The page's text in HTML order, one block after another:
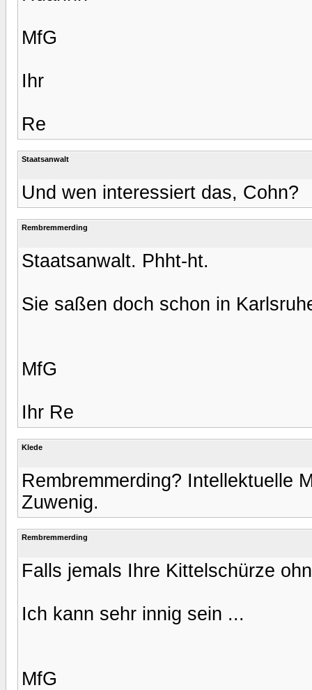
MfG
Ihr
Re
Staatsanwalt
Und wen interessiert das, Cohn?
Rembremmerding
Staatsanwalt. Phht-ht.
Sie saßen doch schon in
MfG
Ihr Re
Klede
Rembremmerding? Intellektuelle
Zuwenig.
Rembremmerding
Falls jemals Ihre Kittelschürze
Ich kann sehr innig sein ...
MfG